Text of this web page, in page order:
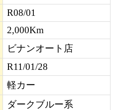
R08/01
2,000Km
ビナンオート店
R11/01/28
軽カー
ダークブルー系